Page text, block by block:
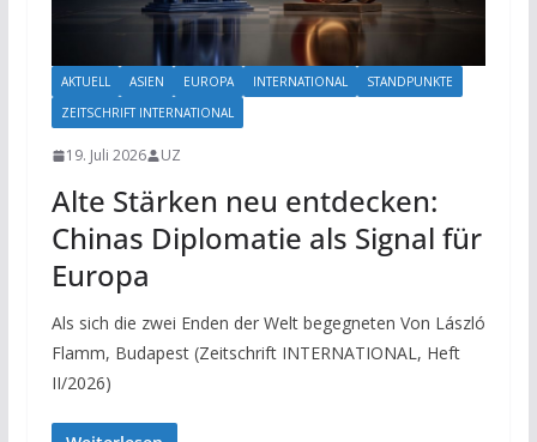
AKTUELL ASIEN EUROPA INTERNATIONAL
STANDPUNKTE
ZEITSCHRIFT INTERNATIONAL
19. Juli 2026 UZ
Alte Stärken neu entdecken:
Chinas Diplomatie als Signal für
Europa
Als sich die zwei Enden der Welt begegneten Von László
Flamm, Budapest (Zeitschrift INTERNATIONAL, Heft
II/2026)